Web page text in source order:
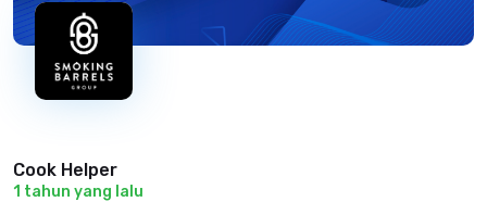
Cook Helper
1 tahun yang lalu